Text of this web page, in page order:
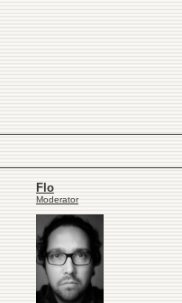
Flo
Moderator